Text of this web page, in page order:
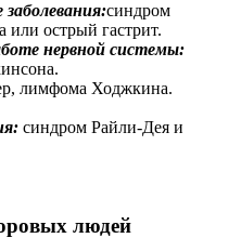
заболевания:синдром
или острый гастрит.
нервной системы:
лимфома Ходжкина.
синдром Райли-Дея и
людей